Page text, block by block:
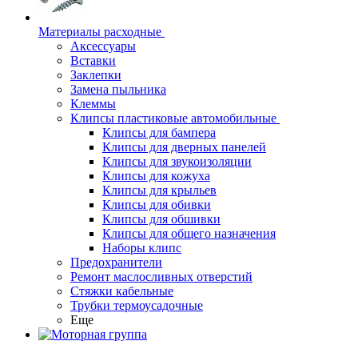
Материалы расходные
Аксессуары
Вставки
Заклепки
Замена пыльника
Клеммы
Клипсы пластиковые автомобильные
Клипсы для бампера
Клипсы для дверных панелей
Клипсы для звукоизоляции
Клипсы для кожуха
Клипсы для крыльев
Клипсы для обивки
Клипсы для обшивки
Клипсы для общего назначения
Наборы клипс
Предохранители
Ремонт маслосливных отверстий
Стяжки кабельные
Трубки термоусадочные
Еще